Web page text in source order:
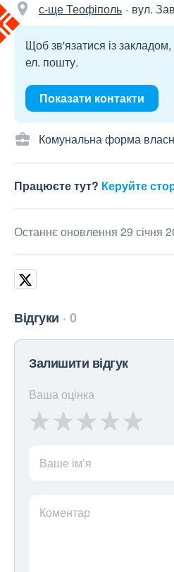
с-ще Теофіполь вул.
Щоб зв'язатися із
ел. пошту.
Показати контакти
Комунальна форма
Працюєте тут? Керуйте
Останнє оновлення 29 січня
Відгуки 0
Залишити відгук
Ваша оцінка
Ваше ім’я
Коментар